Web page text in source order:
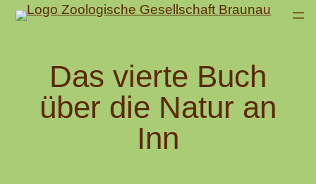
Direkt
wechselnDas vierte Buch
über die Natur an
Inn